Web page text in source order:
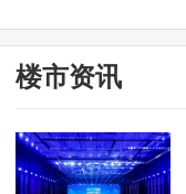
楼市资讯